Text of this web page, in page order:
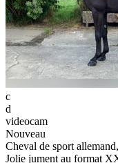
c
d
videocam
Nouveau
Cheval de sport
Jolie jument au format